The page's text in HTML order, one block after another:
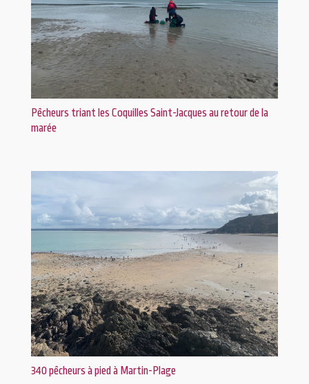
Pêcheurs triant les Coquilles Saint-Jacques au retour de la
marée
340 pêcheurs à pied à Martin-Plage